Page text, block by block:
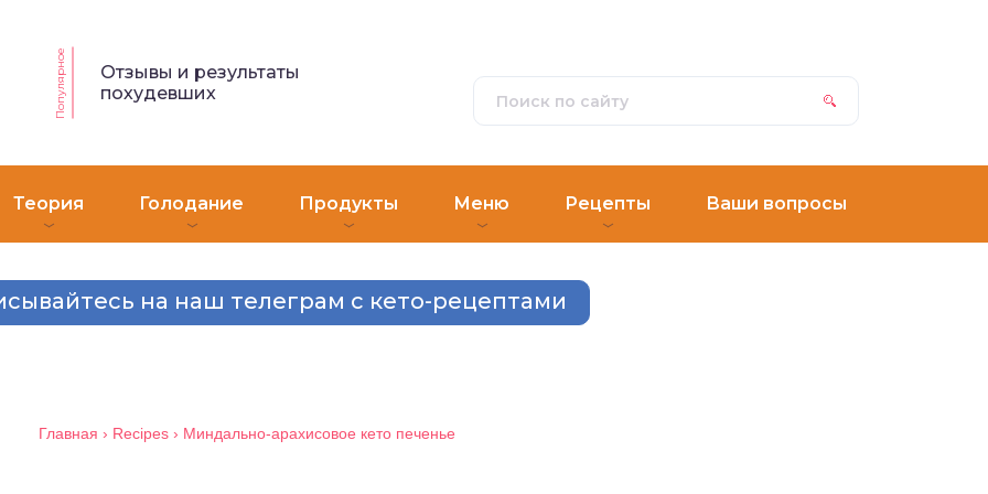
Популярное
Отзывы и результаты
похудевших
Теория Голодание Продукты Меню Рецепты Ваши вопросы
на наш телеграм с кето-рецептами
Главная › Recipes › Миндально-арахисовое кето печенье